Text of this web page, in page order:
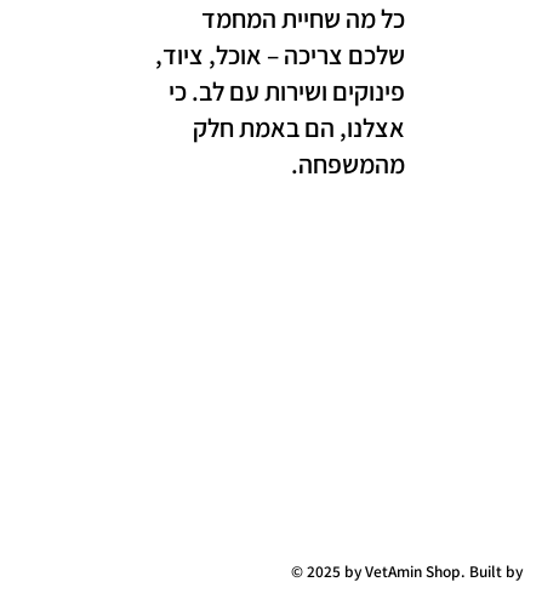
כל מה שחיית המחמד
שלכם צריכה – אוכל, ציוד,
פינוקים ושירות עם לב. כי
אצלנו, הם באמת חלק
מהמשפחה.
© 2025 by VetAmin Shop. Built by